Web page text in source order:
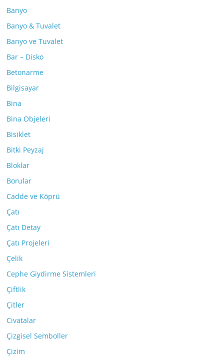
Banyo
Banyo & Tuvalet
Banyo ve Tuvalet
Bar – Disko
Betonarme
Bilgisayar
Bina
Bina Objeleri
Bisiklet
Bitki Peyzaj
Bloklar
Borular
Cadde ve Köprü
Çatı
Çatı Detay
Çatı Projeleri
Çelik
Cephe Giydirme Sistemleri
Çiftlik
Çitler
Civatalar
Çizgisel Semboller
Çizim